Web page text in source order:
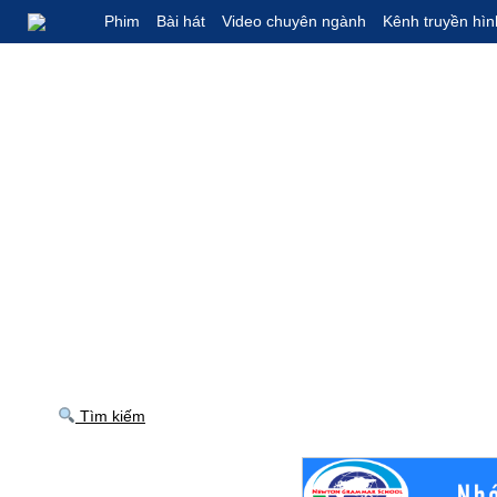
Phim Bài hát Video chuyên ngành Kênh truyền
Tìm kiếm